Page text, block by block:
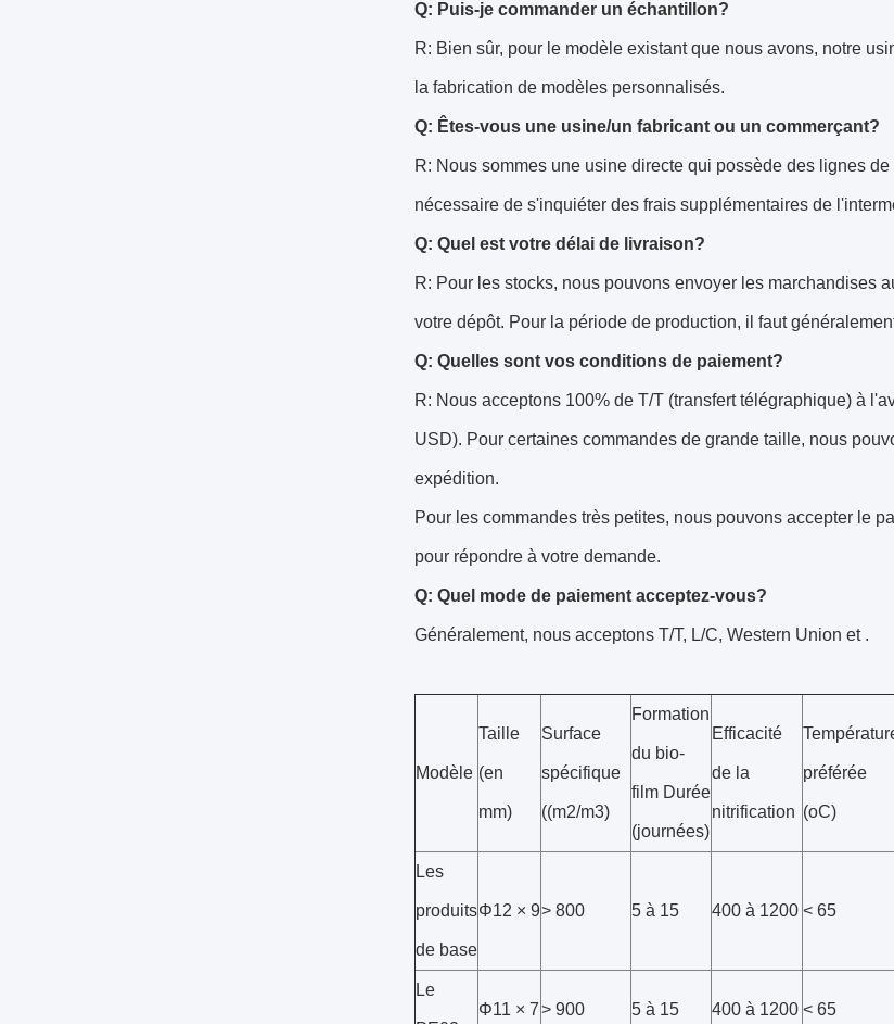
Q: Puis-je commander un échantillon?
R: Bien sûr, pour le modèle existant que nous avons, notre
la fabrication de modèles personnalisés.
Q: Êtes-vous une usine/un fabricant ou un commerçant?
R: Nous sommes une usine directe qui possède des lignes
nécessaire de s'inquiéter des frais supplémentaires de
Q: Quel est votre délai de livraison?
R: Pour les stocks, nous pouvons envoyer les marchandises
votre dépôt. Pour la période de production, il faut
Q: Quelles sont vos conditions de paiement?
R: Nous acceptons 100% de T/T (transfert télégraphique) à
USD). Pour certaines commandes de grande taille, nous
expédition.
Pour les commandes très petites, nous pouvons accepter le
pour répondre à votre demande.
Q: Quel mode de paiement acceptez-vous?
Généralement, nous acceptons T/T, L/C, Western Union et .
Modèle
Taille
(en
mm)
Surface
spécifique
((m2/m3)
Formation
du bio-
film Durée
(journées)
Efficacité
de la
nitrification
préférée
(oC)
Les
produits
de base
Φ12 × 9> 800 5 à 15 400 à 1200 < 65
Le
Φ11 × 7> 900 5 à 15 400 à 1200 < 65